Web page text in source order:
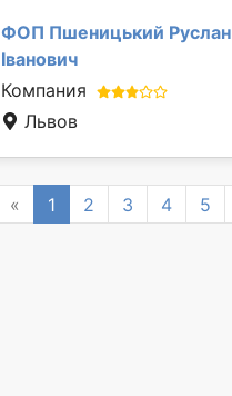
ФОП Пшеницький Руслан
Іванович
Компания
Львов
« Previous
1 2 3 4 5